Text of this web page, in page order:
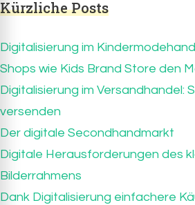
Kürzliche Posts
Digitalisierung im
Shops wie Kids Brand Store den
Digitalisierung im Versandhandel:
versenden
Der digitale Secondhandmarkt
Digitale Herausforderungen des
Bilderrahmens
Dank Digitalisierung einfachere